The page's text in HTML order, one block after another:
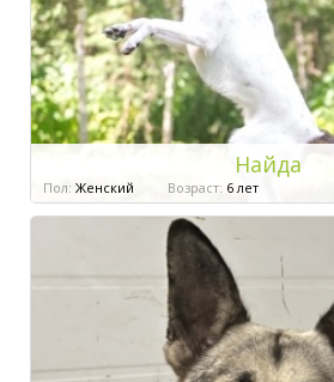
Найда
Пол: Женский Возраст: 6 лет